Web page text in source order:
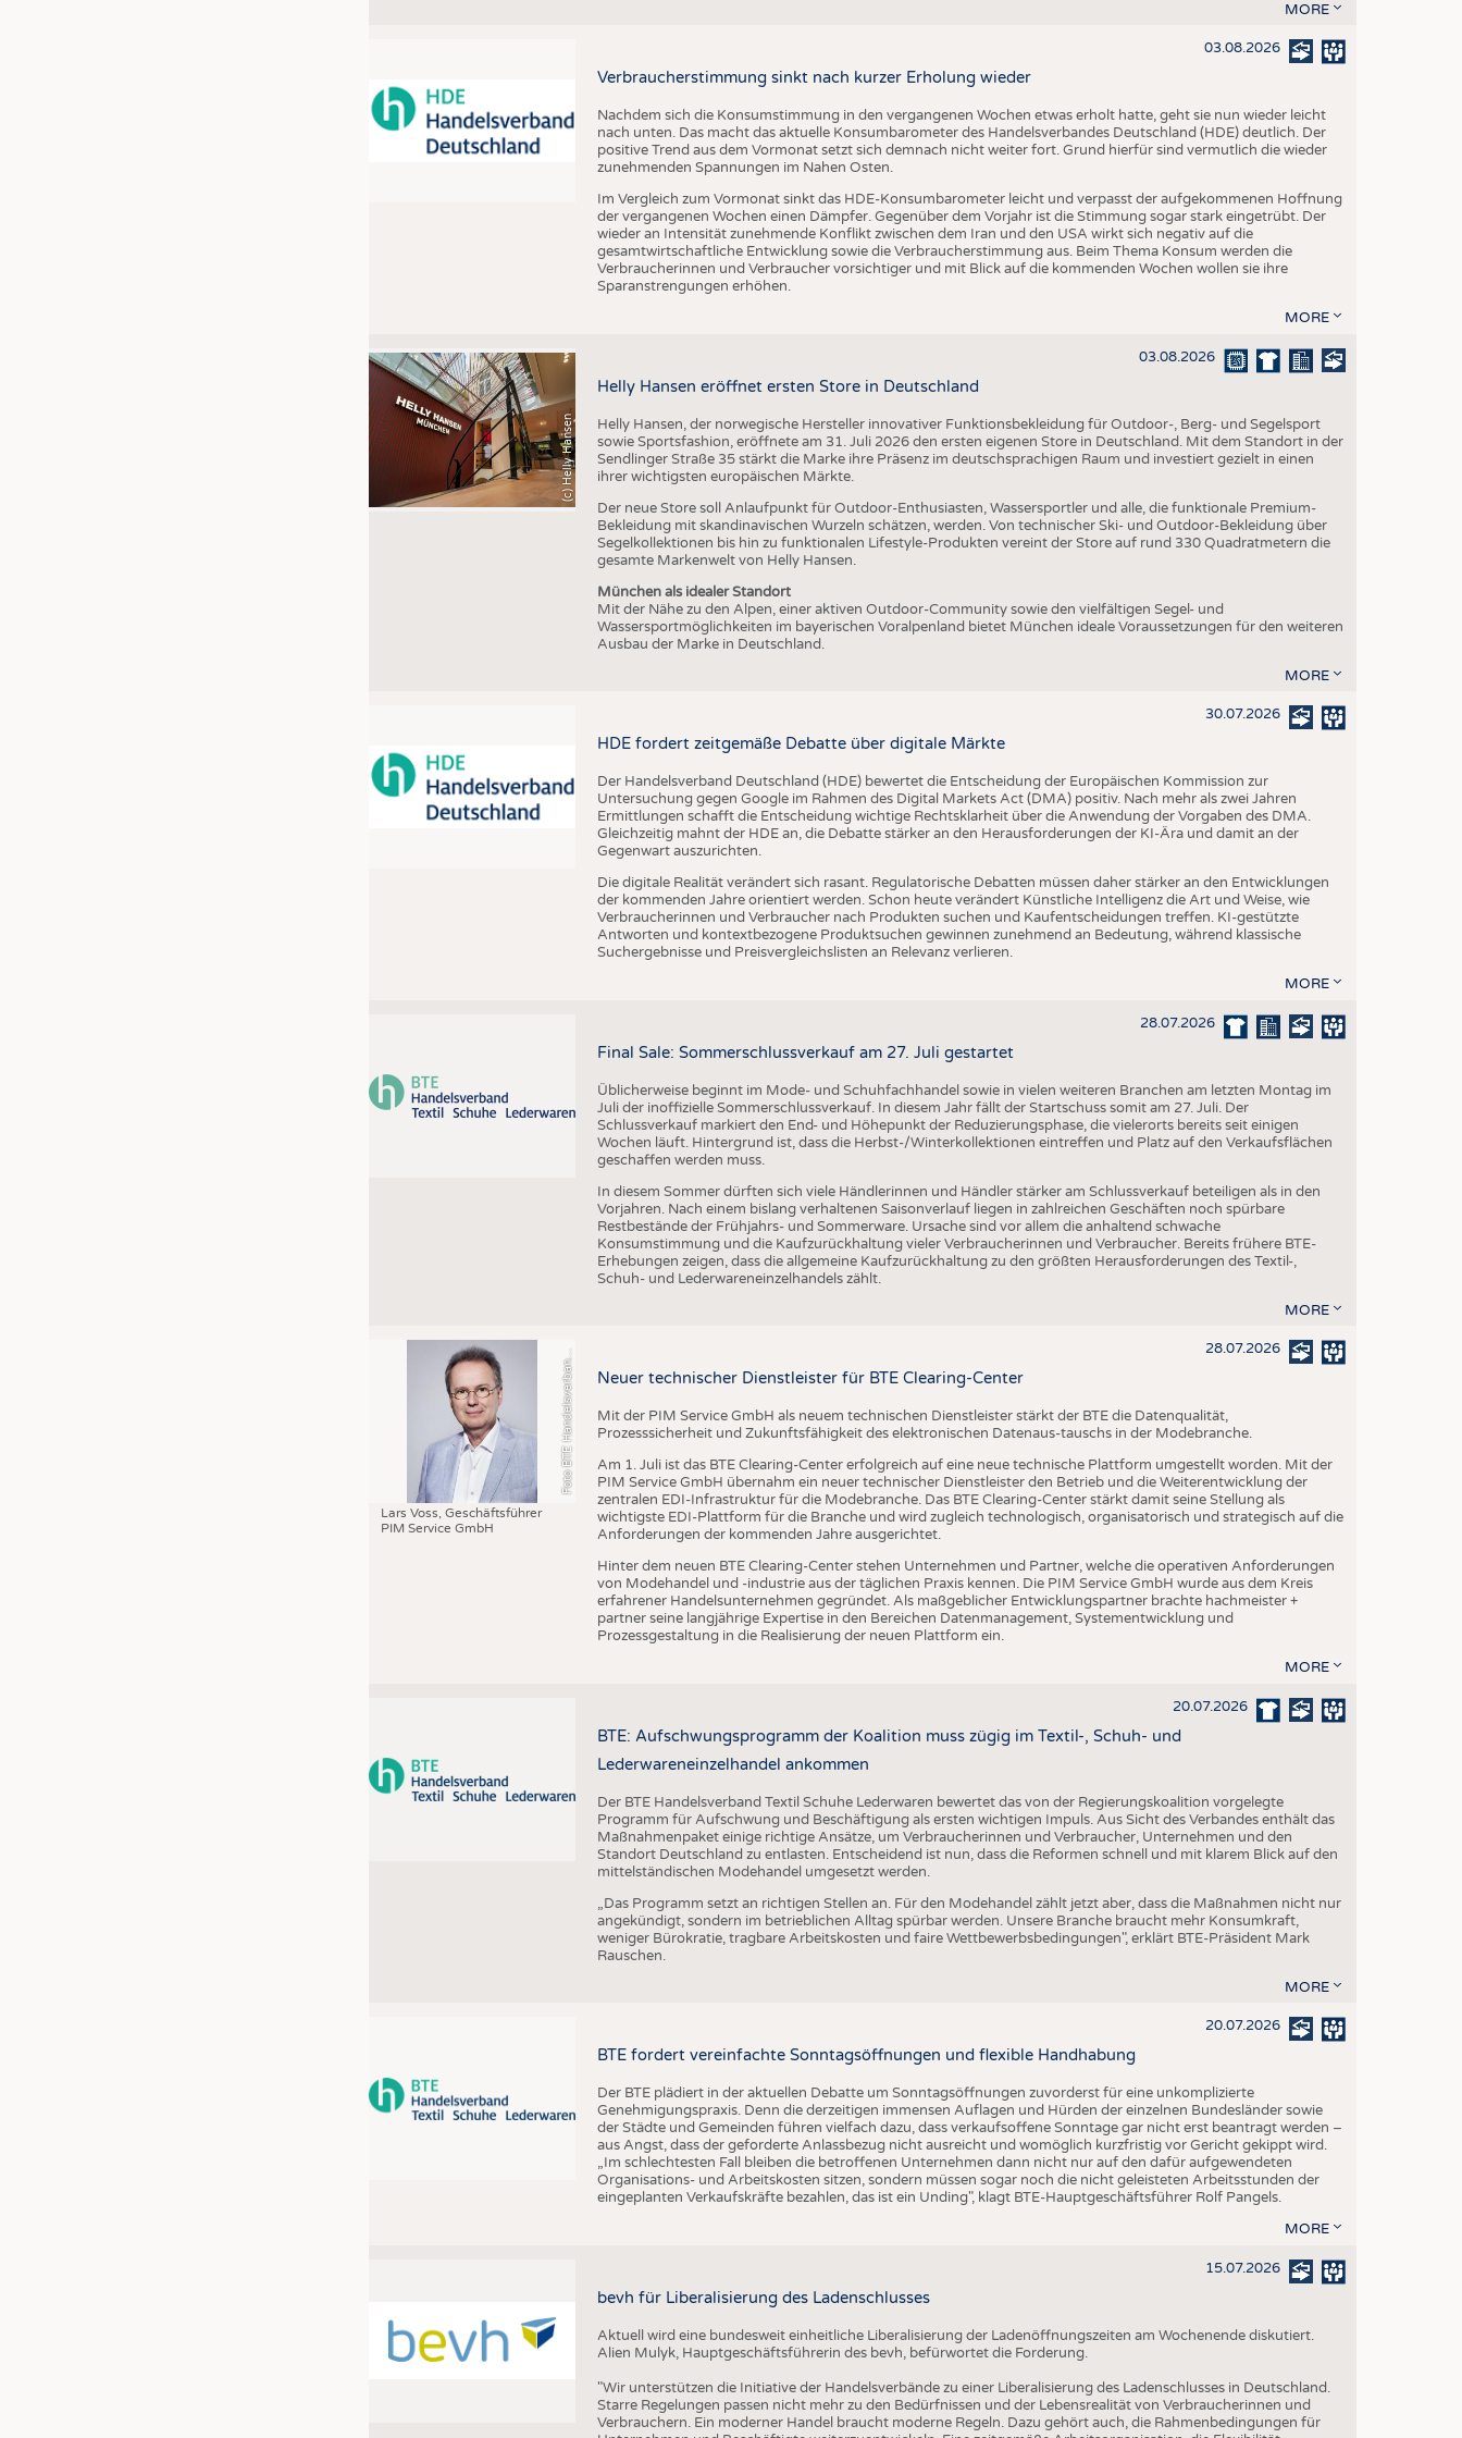
PRAKTIKA & AUSBILDUNGEN
AUSSCHREIBUNGEN
DTV AUSSCHREIBUNGSDIENST
TERMINE
BRANCHENTERMINE
MORE
03.08.2026
Verbraucherstimmung sinkt nach kurzer Erholung wieder
Nachdem sich die Konsumstimmung in den vergangenen Wochen etwas erholt hatte, geht sie nun wieder leicht
nach unten. Das macht das aktuelle Konsumbarometer des Handelsverbandes Deutschland (HDE) deutlich. Der
positive Trend aus dem Vormonat setzt sich demnach nicht weiter fort. Grund hierfür sind vermutlich die wieder
zunehmenden Spannungen im Nahen Osten.
Im Vergleich zum Vormonat sinkt das HDE-Konsumbarometer leicht und verpasst der aufgekommenen Hoffnung
der vergangenen Wochen einen Dämpfer. Gegenüber dem Vorjahr ist die Stimmung sogar stark eingetrübt. Der
wieder an Intensität zunehmende Konflikt zwischen dem Iran und den USA wirkt sich negativ auf die
gesamtwirtschaftliche Entwicklung sowie die Verbraucherstimmung aus. Beim Thema Konsum werden die
Verbraucherinnen und Verbraucher vorsichtiger und mit Blick auf die kommenden Wochen wollen sie ihre
Sparanstrengungen erhöhen.
MORE
(c) Helly Hansen
03.08.2026
Helly Hansen eröffnet ersten Store in Deutschland
Helly Hansen, der norwegische Hersteller innovativer Funktionsbekleidung für Outdoor-, Berg- und Segelsport
sowie Sportsfashion, eröffnete am 31. Juli 2026 den ersten eigenen Store in Deutschland. Mit dem Standort in der
Sendlinger Straße 35 stärkt die Marke ihre Präsenz im deutschsprachigen Raum und investiert gezielt in einen
ihrer wichtigsten europäischen Märkte.
Der neue Store soll Anlaufpunkt für Outdoor-Enthusiasten, Wassersportler und alle, die funktionale Premium-
Bekleidung mit skandinavischen Wurzeln schätzen, werden. Von technischer Ski- und Outdoor-Bekleidung über
Segelkollektionen bis hin zu funktionalen Lifestyle-Produkten vereint der Store auf rund 330 Quadratmetern die
gesamte Markenwelt von Helly Hansen.
München als idealer Standort
Mit der Nähe zu den Alpen, einer aktiven Outdoor-Community sowie den vielfältigen Segel- und
Wassersportmöglichkeiten im bayerischen Voralpenland bietet München ideale Voraussetzungen für den weiteren
Ausbau der Marke in Deutschland.
MORE
30.07.2026
HDE fordert zeitgemäße Debatte über digitale Märkte
Der Handelsverband Deutschland (HDE) bewertet die Entscheidung der Europäischen Kommission zur
Untersuchung gegen Google im Rahmen des Digital Markets Act (DMA) positiv. Nach mehr als zwei Jahren
Ermittlungen schafft die Entscheidung wichtige Rechtsklarheit über die Anwendung der Vorgaben des DMA.
Gleichzeitig mahnt der HDE an, die Debatte stärker an den Herausforderungen der KI-Ära und damit an der
Gegenwart auszurichten.
Die digitale Realität verändert sich rasant. Regulatorische Debatten müssen daher stärker an den Entwicklungen
der kommenden Jahre orientiert werden. Schon heute verändert Künstliche Intelligenz die Art und Weise, wie
Verbraucherinnen und Verbraucher nach Produkten suchen und Kaufentscheidungen treffen. KI-gestützte
Antworten und kontextbezogene Produktsuchen gewinnen zunehmend an Bedeutung, während klassische
Suchergebnisse und Preisvergleichslisten an Relevanz verlieren.
MORE
28.07.2026
Final Sale: Sommerschlussverkauf am 27. Juli gestartet
Üblicherweise beginnt im Mode- und Schuhfachhandel sowie in vielen weiteren Branchen am letzten Montag im
Juli der inoffizielle Sommerschlussverkauf. In diesem Jahr fällt der Startschuss somit am 27. Juli. Der
Schlussverkauf markiert den End- und Höhepunkt der Reduzierungsphase, die vielerorts bereits seit einigen
Wochen läuft. Hintergrund ist, dass die Herbst-/Winterkollektionen eintreffen und Platz auf den Verkaufsflächen
geschaffen werden muss.
In diesem Sommer dürften sich viele Händlerinnen und Händler stärker am Schlussverkauf beteiligen als in den
Vorjahren. Nach einem bislang verhaltenen Saisonverlauf liegen in zahlreichen Geschäften noch spürbare
Restbestände der Frühjahrs- und Sommerware. Ursache sind vor allem die anhaltend schwache
Konsumstimmung und die Kaufzurückhaltung vieler Verbraucherinnen und Verbraucher. Bereits frühere BTE-
Erhebungen zeigen, dass die allgemeine Kaufzurückhaltung zu den größten Herausforderungen des Textil-,
Schuh- und Lederwareneinzelhandels zählt.
MORE
o
t
o
B
T
E
H
a
n
d
e
l
s
v
e
r
b
a
n
d
T
e
x
t
i
l
S
c
h
u
h
e
L
e
d
e
r
w
a
r
e
Lars Voss, Geschäftsführer
PIM Service GmbH
28.07.2026
Neuer technischer Dienstleister für BTE Clearing-Center
Mit der PIM Service GmbH als neuem technischen Dienstleister stärkt der BTE die Datenqualität,
Prozesssicherheit und Zukunftsfähigkeit des elektronischen Datenaus-tauschs in der Modebranche.
Am 1. Juli ist das BTE Clearing-Center erfolgreich auf eine neue technische Plattform umgestellt worden. Mit der
PIM Service GmbH übernahm ein neuer technischer Dienstleister den Betrieb und die Weiterentwicklung der
zentralen EDI-Infrastruktur für die Modebranche. Das BTE Clearing-Center stärkt damit seine Stellung als
wichtigste EDI-Plattform für die Branche und wird zugleich technologisch, organisatorisch und strategisch auf die
Anforderungen der kommenden Jahre ausgerichtet.
Hinter dem neuen BTE Clearing-Center stehen Unternehmen und Partner, welche die operativen Anforderungen
von Modehandel und -industrie aus der täglichen Praxis kennen. Die PIM Service GmbH wurde aus dem Kreis
erfahrener Handelsunternehmen gegründet. Als maßgeblicher Entwicklungspartner brachte hachmeister +
partner seine langjährige Expertise in den Bereichen Datenmanagement, Systementwicklung und
Prozessgestaltung in die Realisierung der neuen Plattform ein.
MORE
20.07.2026
BTE: Aufschwungsprogramm der Koalition muss zügig im Textil-, Schuh- und
Lederwareneinzelhandel ankommen
Der BTE Handelsverband Textil Schuhe Lederwaren bewertet das von der Regierungskoalition vorgelegte
Programm für Aufschwung und Beschäftigung als ersten wichtigen Impuls. Aus Sicht des Verbandes enthält das
Maßnahmenpaket einige richtige Ansätze, um Verbraucherinnen und Verbraucher, Unternehmen und den
Standort Deutschland zu entlasten. Entscheidend ist nun, dass die Reformen schnell und mit klarem Blick auf den
mittelständischen Modehandel umgesetzt werden.
„Das Programm setzt an richtigen Stellen an. Für den Modehandel zählt jetzt aber, dass die Maßnahmen nicht nur
angekündigt, sondern im betrieblichen Alltag spürbar werden. Unsere Branche braucht mehr Konsumkraft,
weniger Bürokratie, tragbare Arbeitskosten und faire Wettbewerbsbedingungen", erklärt BTE-Präsident Mark
Rauschen.
MORE
20.07.2026
BTE fordert vereinfachte Sonntagsöffnungen und flexible Handhabung
Der BTE plädiert in der aktuellen Debatte um Sonntagsöffnungen zuvorderst für eine unkomplizierte
Genehmigungspraxis. Denn die derzeitigen immensen Auflagen und Hürden der einzelnen Bundesländer sowie
der Städte und Gemeinden führen vielfach dazu, dass verkaufsoffene Sonntage gar nicht erst beantragt werden –
aus Angst, dass der geforderte Anlassbezug nicht ausreicht und womöglich kurzfristig vor Gericht gekippt wird.
„Im schlechtesten Fall bleiben die betroffenen Unternehmen dann nicht nur auf den dafür aufgewendeten
Organisations- und Arbeitskosten sitzen, sondern müssen sogar noch die nicht geleisteten Arbeitsstunden der
eingeplanten Verkaufskräfte bezahlen, das ist ein Unding", klagt BTE-Hauptgeschäftsführer Rolf Pangels.
MORE
15.07.2026
bevh für Liberalisierung des Ladenschlusses
Aktuell wird eine bundesweit einheitliche Liberalisierung der Ladenöffnungszeiten am Wochenende diskutiert.
Alien Mulyk, Hauptgeschäftsführerin des bevh, befürwortet die Forderung.
"Wir unterstützen die Initiative der Handelsverbände zu einer Liberalisierung des Ladenschlusses in Deutschland.
Starre Regelungen passen nicht mehr zu den Bedürfnissen und der Lebensrealität von Verbraucherinnen und
Verbrauchern. Ein moderner Handel braucht moderne Regeln. Dazu gehört auch, die Rahmenbedingungen für